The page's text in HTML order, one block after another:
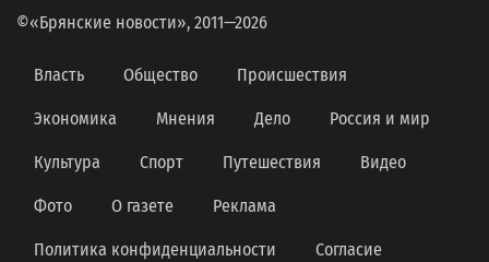
©«Брянские новости», 2011—2026
Власть Общество Происшествия
Экономика Мнения Дело Россия и мир
Культура Спорт Путешествия Видео
Фото О газете Реклама
Политика конфиденциальности Согласие